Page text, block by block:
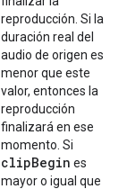
reproducción. Si la
duración real del
audio de origen es
menor que este
valor, entonces la
reproducción
finalizará en ese
momento. Si
clipBegin es
mayor o igual que